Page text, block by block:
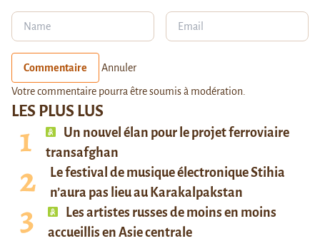
LES PLUS LUS
Un nouvel élan pour le projet ferroviaire
transafghan
Le festival de musique électronique Stihia
n’aura pas lieu au Karakalpakstan
Les artistes russes de moins en moins
accueillis en Asie centrale
Commentaire Annuler
Votre commentaire pourra être soumis à modération.